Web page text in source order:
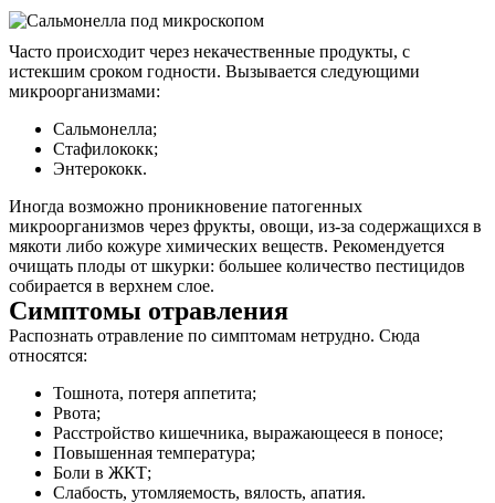
Часто происходит через некачественные продукты, с
истекшим сроком годности. Вызывается следующими
микроорганизмами:
Сальмонелла;
Стафилококк;
Энтерококк.
Иногда возможно проникновение патогенных
микроорганизмов через фрукты, овощи, из-за содержащихся в
мякоти либо кожуре химических веществ. Рекомендуется
очищать плоды от шкурки: большее количество пестицидов
собирается в верхнем слое.
Симптомы отравления
Распознать отравление по симптомам нетрудно. Сюда
относятся:
Тошнота, потеря аппетита;
Рвота;
Расстройство кишечника, выражающееся в поносе;
Повышенная температура;
Боли в ЖКТ;
Слабость, утомляемость, вялость, апатия.